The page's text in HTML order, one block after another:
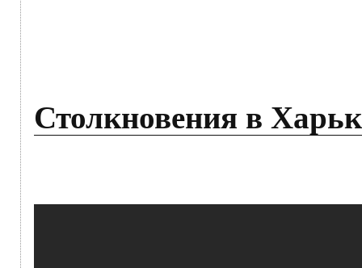
Столкновения в